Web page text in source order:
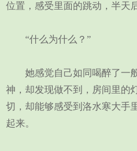
位置，感受里面的跳动，半天
“什么为什么？”
她感觉自己如同喝醉了一
神，却发现做不到，房间里的
切，却能够感受到洛水寒大手
起来。